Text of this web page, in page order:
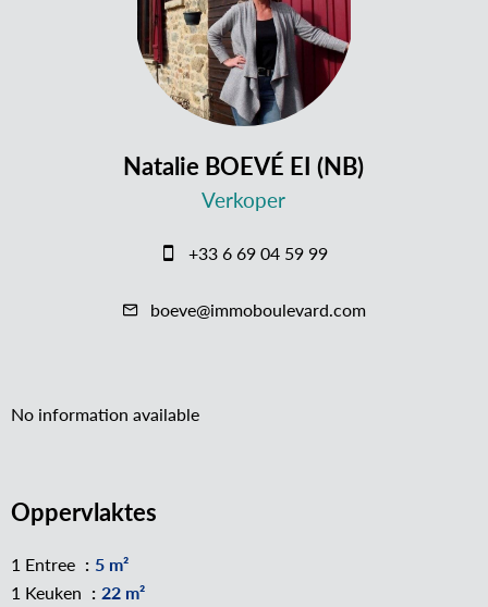
Natalie BOEVÉ EI (NB)
Verkoper
+33 6 69 04 59 99
boeve@immoboulevard.com
No information available
Oppervlaktes
1 Entree
5 m²
1 Keuken
22 m²